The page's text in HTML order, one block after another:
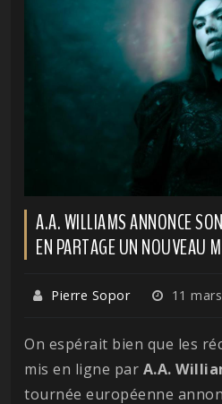
A.A. WILLIAMS ANNONCE
EN PARTAGE UN NOUVEAU
Pierre Sopor 11
On espérait bien que les
mis en ligne par A.A.
tournée européenne